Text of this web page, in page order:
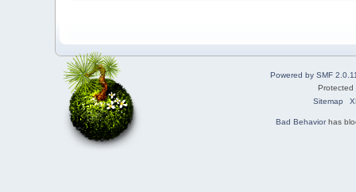
Powered by SMF
Sitemap
Bad Behaviorhas